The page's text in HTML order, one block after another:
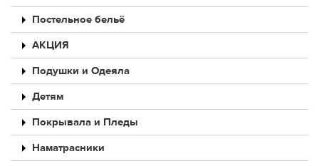
Постельное бельё
АКЦИЯ
Подушки и Одеяла
Детям
Покрывала и Пледы
Наматрасники